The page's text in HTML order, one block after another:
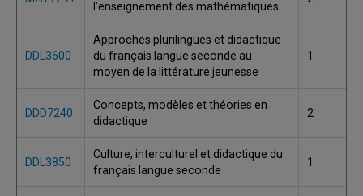
l'enseignement des mathématiques
DDL3600
Approches plurilingues et didactique
du français langue seconde au
moyen de la littérature jeunesse
1
DDD7240
Concepts, modèles et théories en
didactique
2
DDL3850
Culture, interculturel et didactique du
français langue seconde
1